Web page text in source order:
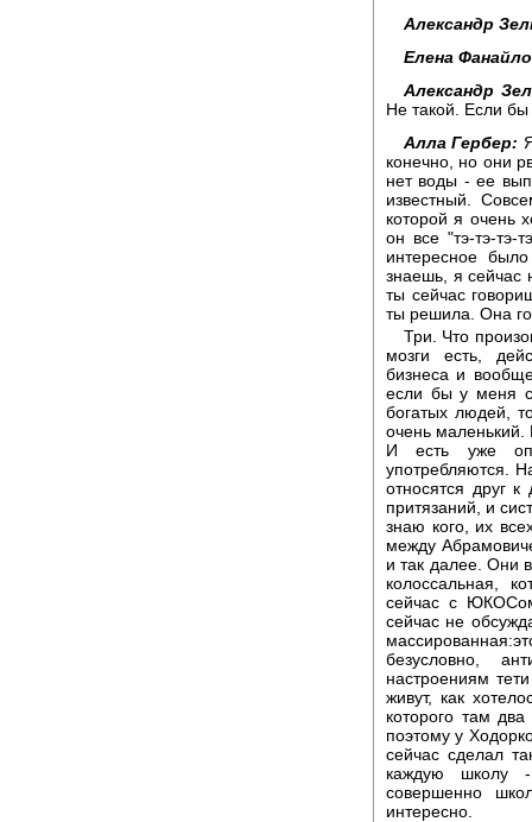
Александр
Елена
Александр
Не такой. Если
Алла Гербер:
конечно, но они
нет воды - ее
известный.
которой я очень
он все "тэ-тэ-тэ-
интересное
знаешь, я сейчас
ты сейчас
ты решила. Она
Три. Что
мозги есть,
бизнеса и
если бы у меня
богатых людей,
очень маленький.
И есть уже
употребляются.
относятся друг
притязаний, и
знаю кого, их
между
и так далее. Они
колоссальная,
сейчас с
сейчас не
безусловно,
настроениям
живут, как
которого там
поэтому у
сейчас сделал
каждую школу -
совершенно
интересно.